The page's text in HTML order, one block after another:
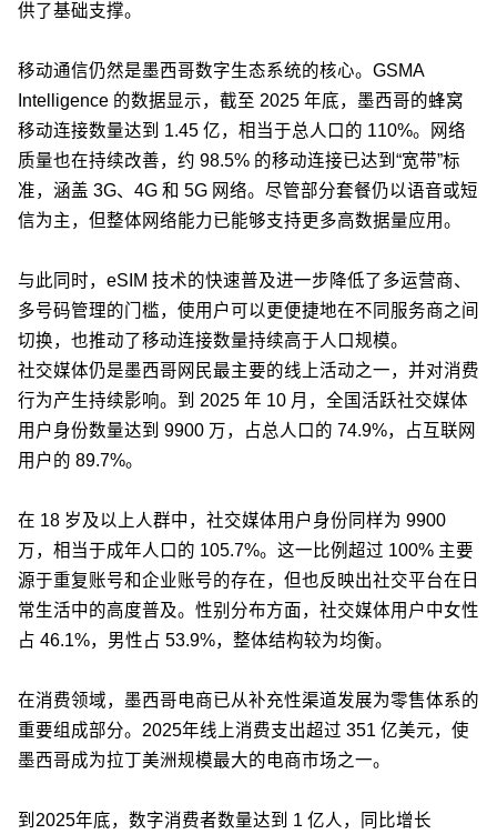
供了基础支撑。
移动通信仍然是墨西哥数字生态系统的核心。GSMA
Intelligence 的数据显示，截至 2025 年底，墨西哥的蜂窝
移动连接数量达到 1.45 亿，相当于总人口的 110%。网络
质量也在持续改善，约 98.5% 的移动连接已达到“宽带”标
准，涵盖 3G、4G 和 5G 网络。尽管部分套餐仍以语音或短
信为主，但整体网络能力已能够支持更多高数据量应用。
与此同时，eSIM 技术的快速普及进一步降低了多运营商、
多号码管理的门槛，使用户可以更便捷地在不同服务商之间
切换，也推动了移动连接数量持续高于人口规模。
社交媒体仍是墨西哥网民最主要的线上活动之一，并对消费
行为产生持续影响。到 2025 年 10 月，全国活跃社交媒体
用户身份数量达到 9900 万，占总人口的 74.9%，占互联网
用户的 89.7%。
在 18 岁及以上人群中，社交媒体用户身份同样为 9900
万，相当于成年人口的 105.7%。这一比例超过 100% 主要
源于重复账号和企业账号的存在，但也反映出社交平台在日
常生活中的高度普及。性别分布方面，社交媒体用户中女性
占 46.1%，男性占 53.9%，整体结构较为均衡。
在消费领域，墨西哥电商已从补充性渠道发展为零售体系的
重要组成部分。2025年线上消费支出超过 351 亿美元，使
墨西哥成为拉丁美洲规模最大的电商市场之一。
到2025年底，数字消费者数量达到 1 亿人，同比增长